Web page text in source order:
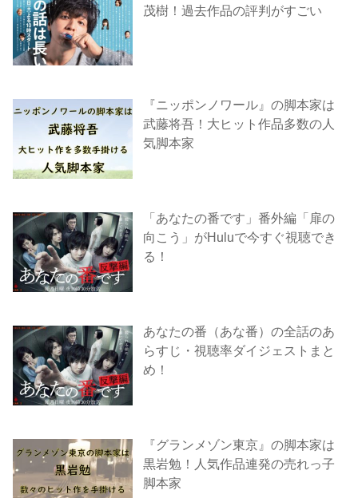
茂樹！過去作品の評判がすごい
『ニッポンノワール』の脚本家は
武藤将吾！大ヒット作品多数の人
気脚本家
「あなたの番です」番外編「扉の
向こう」がHuluで今すぐ視聴でき
る！
あなたの番（あな番）の全話のあ
らすじ・視聴率ダイジェストまと
め！
『グランメゾン東京』の脚本家は
黒岩勉！人気作品連発の売れっ子
脚本家